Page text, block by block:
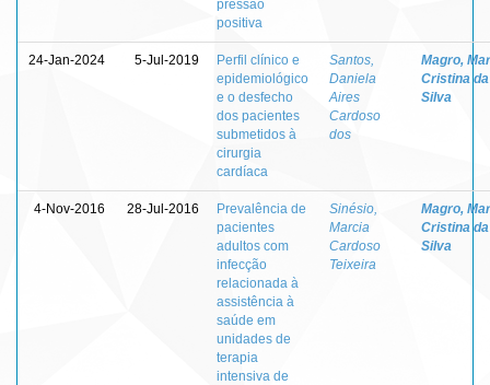
pressão
positiva
24-Jan-2024 5-Jul-2019
Perfil clínico e
epidemiológico
e o desfecho
dos pacientes
submetidos à
cirurgia
cardíaca
Santos,
Daniela
Aires
Cardoso
dos
Magro,
Cristina da
Silva
4-Nov-2016 28-Jul-2016
Prevalência de
pacientes
adultos com
infecção
relacionada à
assistência à
saúde em
unidades de
terapia
intensiva de
Sinésio,
Marcia
Cardoso
Teixeira
Magro,
Cristina da
Silva